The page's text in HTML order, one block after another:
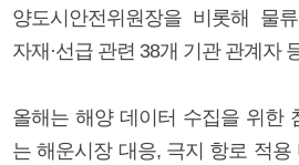
양도시안전위원장을 비롯해 물류
자재·선급 관련 38개 기관 관계자
올해는 해양 데이터 수집을 위한
는 해운시장 대응, 극지 항로 적